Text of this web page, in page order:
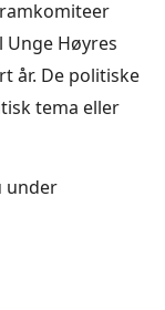
Høyres
år. De politiske
tema eller
under